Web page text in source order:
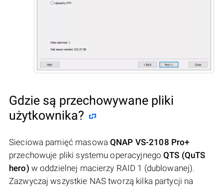
Gdzie są przechowywane pliki
użytkownika?
Sieciowa pamięć masowaQNAP VS-2108 Pro+
przechowuje pliki systemu operacyjnegoQTS (QuTS
hero) w oddzielnej macierzy RAID 1 (dublowanej).
Zazwyczaj wszystkie NAS tworzą kilka partycji na